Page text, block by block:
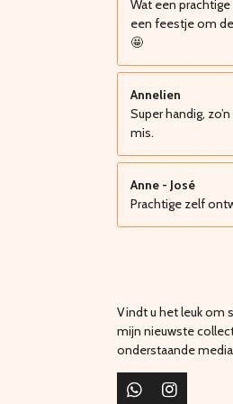
Wat een prachtige
een feestje om
🤩
Annelien
Super handig,
mis.
Anne - José
Prachtige zelf
Vindt u het leuk om
mijn nieuwste
onderstaande
W I